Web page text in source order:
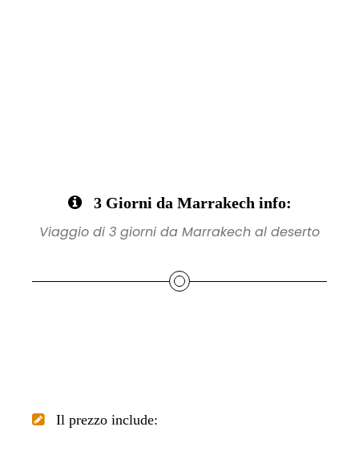
3 Giorni da Marrakech info:
Viaggio di 3 giorni da Marrakech al deserto
Il prezzo include: